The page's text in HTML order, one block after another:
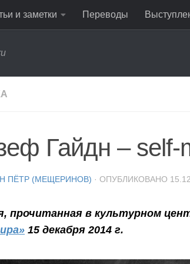
и заметки Переводы
Гайдн – self-
ПЁТР (МЕЩЕРИНОВ) · ОПУБЛИКОВАНО
прочитанная в культурном
15 декабря 2014 г.